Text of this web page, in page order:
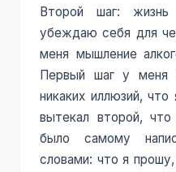
Второй шаг:
убеждаю себя для
меня мышление
Первый шаг у меня
никаких иллюзий,
вытекал второй,
было самому
словами: что я